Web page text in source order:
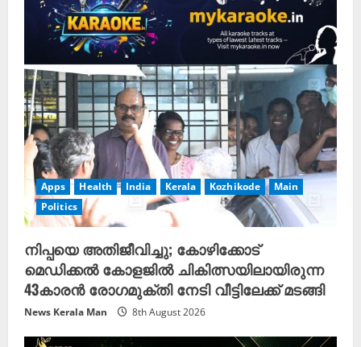
Apps Health India Kerala Kozhikode
Main
Politics
നിപ്പയെ അതിജീവിച്ചു; കോഴിക്കോട്
മെഡിക്കൽ കോളജിൽ ചികിത്സയിലായിരുന്ന
43കാരൻ രോഗമുക്തി നേടി വീട്ടിലേക്ക് മടങ്ങി
News Kerala Man 8th August 2026